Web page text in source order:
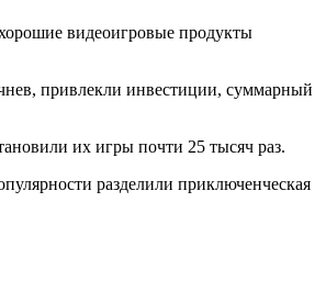
видеоигровые продукты
привлекли инвестиции, суммарный
их игры почти 25 тысяч раз.
разделили приключенческая